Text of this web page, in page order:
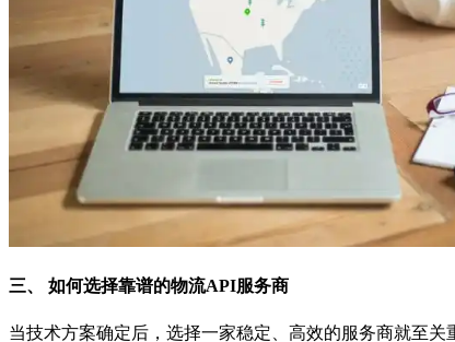
三、 如何选择靠谱的物流API服务商
当技术方案确定后，选择一家稳定、高效的服务商就至